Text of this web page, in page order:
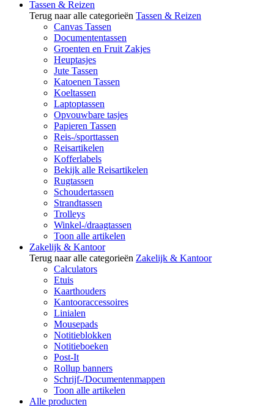
Tassen & Reizen
Terug naar alle categorieën Tassen & Reizen
Canvas Tassen
Documententassen
Groenten en Fruit Zakjes
Heuptasjes
Jute Tassen
Katoenen Tassen
Koeltassen
Laptoptassen
Opvouwbare tasjes
Papieren Tassen
Reis-/sporttassen
Reisartikelen
Kofferlabels
Bekijk alle Reisartikelen
Rugtassen
Schoudertassen
Strandtassen
Trolleys
Winkel-/draagtassen
Toon alle artikelen
Zakelijk & Kantoor
Terug naar alle categorieën Zakelijk & Kantoor
Calculators
Etuis
Kaarthouders
Kantooraccessoires
Linialen
Mousepads
Notitieblokken
Notitieboeken
Post-It
Rollup banners
Schrijf-/Documentenmappen
Toon alle artikelen
Alle producten